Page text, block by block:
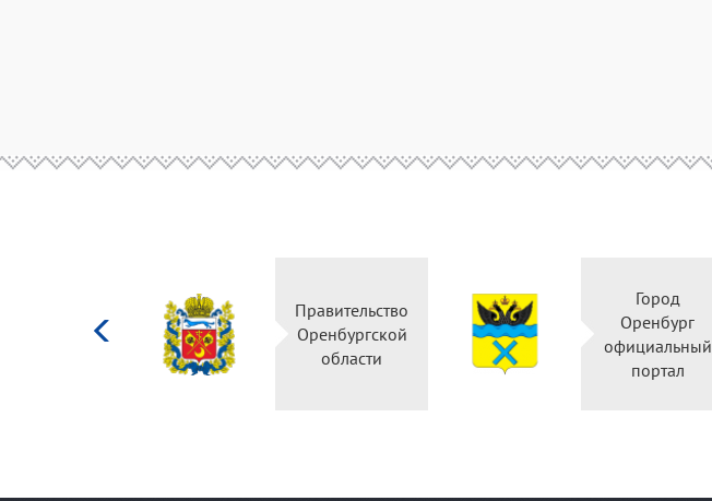
Правительство
Оренбургской
области
Город
Оренбург
официальный
портал